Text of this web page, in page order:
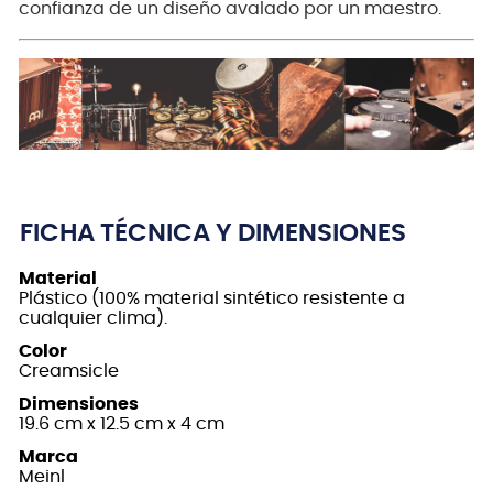
confianza de un diseño avalado por un maestro.
FICHA TÉCNICA Y DIMENSIONES
Material
Plástico (100% material sintético resistente a
cualquier clima).
Color
Creamsicle
Dimensiones
19.6 cm x 12.5 cm x 4 cm
Marca
Meinl